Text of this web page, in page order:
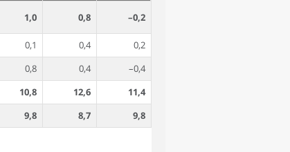
1,0 0,8 –0,2
0,1 0,4
0,2
0,8 0,4
–0,4
10,8 12,6
11,4
9,8 8,7
9,8